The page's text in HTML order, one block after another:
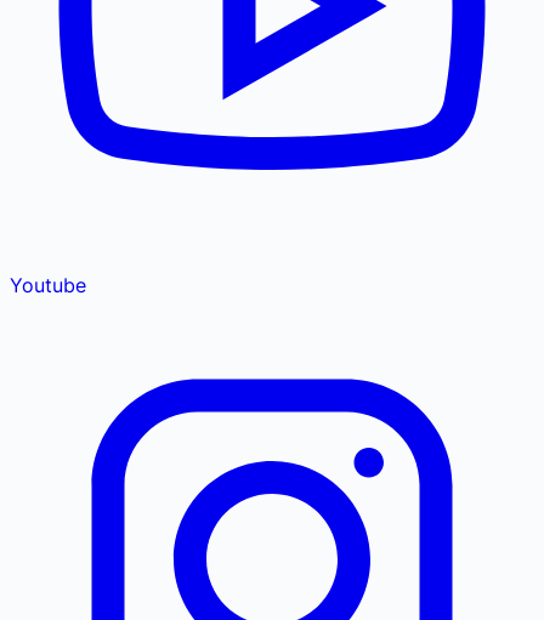
Youtube